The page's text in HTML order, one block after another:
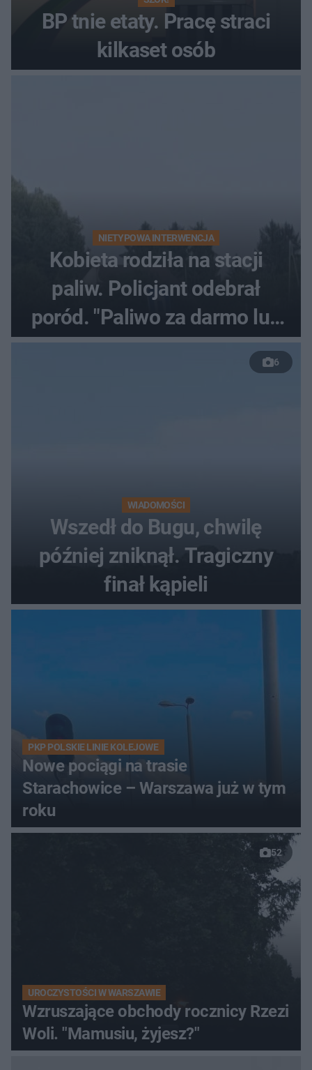
BP tnie etaty. Pracę straci
kilkaset osób
NIETYPOWA INTERWENCJA
Kobieta rodziła na stacji
paliw. Policjant odebrał
poród. "Paliwo za darmo lub
50 %!"
6
WIADOMOŚCI
Wszedł do Bugu, chwilę
później zniknął. Tragiczny
finał kąpieli
PKP POLSKIE LINIE KOLEJOWE
Nowe pociągi na trasie
Starachowice – Warszawa już w tym
roku
52
UROCZYSTOŚCI W WARSZAWIE
Wzruszające obchody rocznicy Rzezi
Woli. "Mamusiu, żyjesz?"